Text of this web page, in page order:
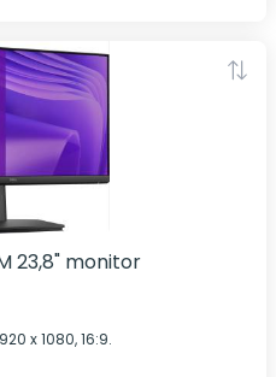
23,8" monitor
x 1080, 16:9.